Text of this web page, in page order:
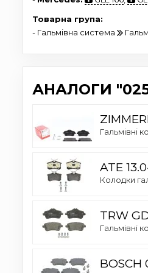
Товарна група:
- Гальмівна система
АНАЛОГИ "025
Гальмівні
ATE
Колодки
TRW
Гальмівні